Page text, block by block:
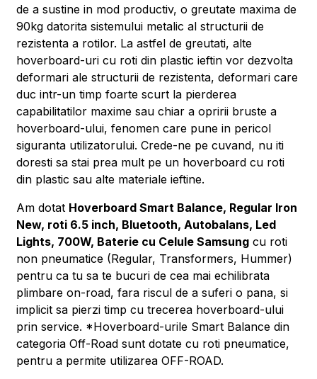
de a sustine in mod productiv, o greutate maxima de
90kg datorita sistemului metalic al structurii de
rezistenta a rotilor. La astfel de greutati, alte
hoverboard-uri cu roti din plastic ieftin vor dezvolta
deformari ale structurii de rezistenta, deformari care
duc intr-un timp foarte scurt la pierderea
capabilitatilor maxime sau chiar a opririi bruste a
hoverboard-ului, fenomen care pune in pericol
siguranta utilizatorului. Crede-ne pe cuvand, nu iti
doresti sa stai prea mult pe un hoverboard cu roti
din plastic sau alte materiale ieftine.
Am dotat Hoverboard Smart Balance, Regular Iron
New, roti 6.5 inch, Bluetooth, Autobalans, Led
Lights, 700W, Baterie cu Celule Samsung cu roti
non pneumatice (Regular, Transformers, Hummer)
pentru ca tu sa te bucuri de cea mai echilibrata
plimbare on-road, fara riscul de a suferi o pana, si
implicit sa pierzi timp cu trecerea hoverboard-ului
prin service. *Hoverboard-urile Smart Balance din
categoria Off-Road sunt dotate cu roti pneumatice,
pentru a permite utilizarea OFF-ROAD.